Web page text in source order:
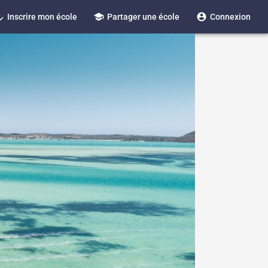
Inscrire mon école school Partager une école account_circle Connexion